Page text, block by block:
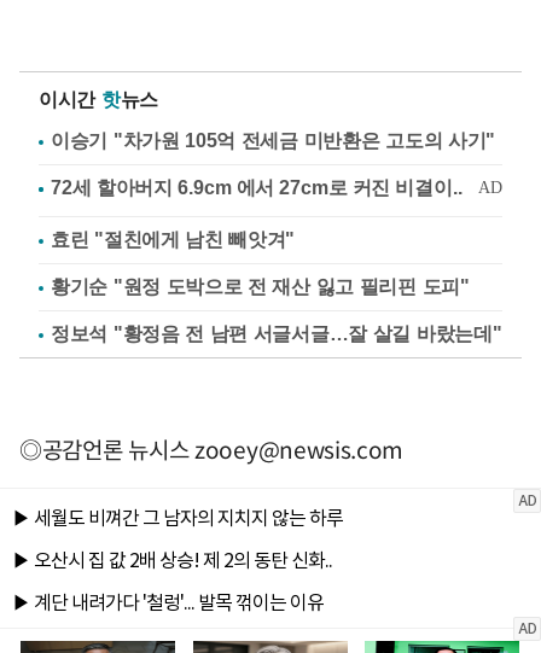
이시간 핫뉴스
이승기 "차가원 105억 전세금 미반환은 고도의 사기"
효린 "절친에게 남친 빼앗겨"
황기순 "원정 도박으로 전 재산 잃고 필리핀 도피"
정보석 "황정음 전 남편 서글서글…잘 살길 바랐는데"
◎공감언론 뉴시스zooey@newsis.com